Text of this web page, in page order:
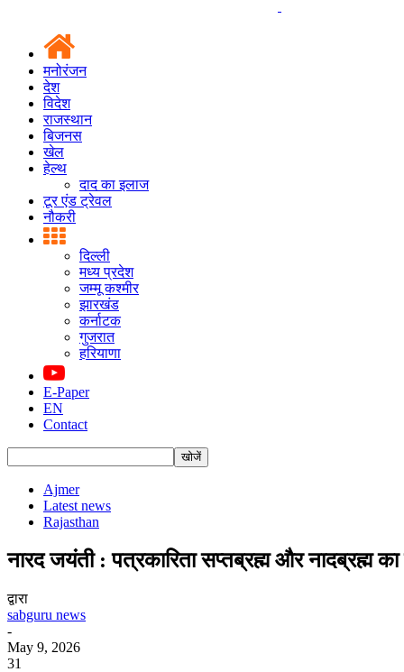
मनोरंजन
देश
विदेश
राजस्थान
बिजनस
खेल
हेल्थ
दाद का इलाज
टूर एंड ट्रेवल
नौकरी
दिल्ली
मध्य प्रदेश
जम्मू कश्मीर
झारखंड
कर्नाटक
गुजरात
हरियाणा
E-Paper
EN
Contact
Ajmer
Latest news
Rajasthan
नारद जयंती : पत्रकारिता सप्तब्रह्म और नादब्रह्म
द्वारा
sabguru news
-
May 9, 2026
31